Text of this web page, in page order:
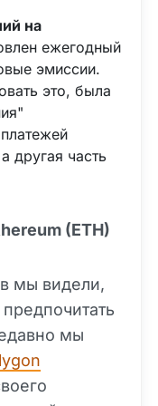
на
ежегодный
эмиссии.
это, была
другая часть
(ETH)
мы видели,
мы